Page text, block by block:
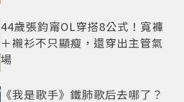
44歲張鈞甯OL穿搭8公式！寬褲
＋襯衫不只顯瘦，還穿出主管氣
場
《我是歌手》鐵肺歌后去哪了？